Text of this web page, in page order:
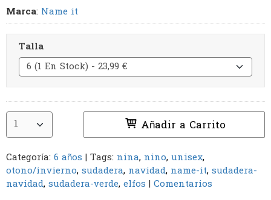
Marca: Name it
Talla
Añadir a Carrito
Categoría: 6 años | Tags: nina nino unisex
otono/invierno sudadera navidad name-it sudadera-
navidad sudadera-verde elfos | Comentarios